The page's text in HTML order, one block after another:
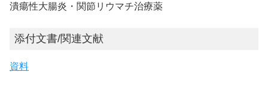
潰瘍性大腸炎・関節リウマチ治療薬
添付文書/関連文献
資料